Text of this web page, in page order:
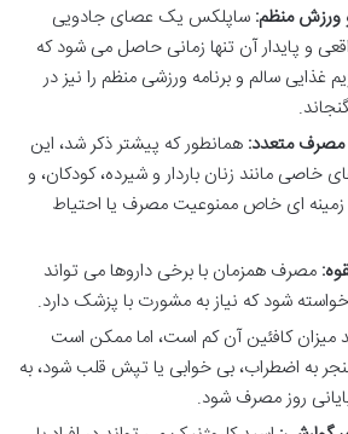
ورزش منظم: ساپلکس یک عصای جادویی
و پایدار آن تنها زمانی حاصل می شود که
سالم و برنامه ورزشی منظم را نیز در
مصرف متعدد: همانطور که پیشتر ذکر شد، این
خاصی مانند زنان باردار و شیرده، کودکان، و
زمینه ای خاص ممنوعیت مصرف یا احتیاط
مصرف همزمان با برخی داروها می تواند
شود که نیاز به مشورت با پزشک دارد.
میزان کافئین آن کم است، اما ممکن است
به اضطراب، بی خوابی یا تپش قلب شود، به
روز مصرف شود.